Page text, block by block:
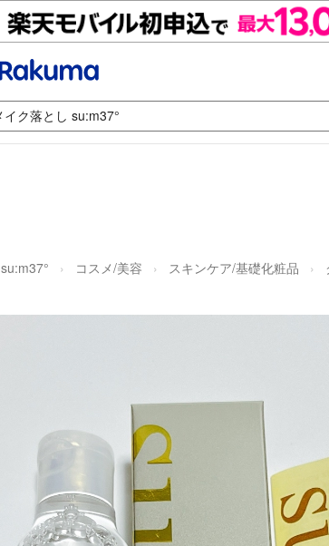
su:m37° コスメ/美容 スキンケア/基礎化粧品